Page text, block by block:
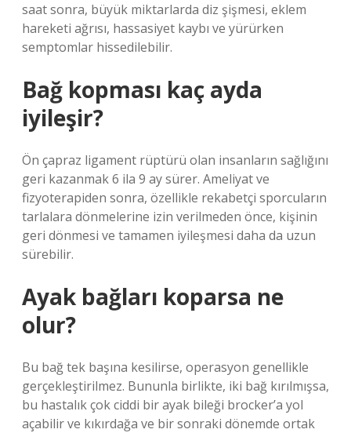
saat sonra, büyük miktarlarda diz şişmesi, eklem
hareketi ağrısı, hassasiyet kaybı ve yürürken
semptomlar hissedilebilir.
Bağ kopması kaç ayda
iyileşir?
Ön çapraz ligament rüptürü olan insanların sağlığını
geri kazanmak 6 ila 9 ay sürer. Ameliyat ve
fizyoterapiden sonra, özellikle rekabetçi sporcuların
tarlalara dönmelerine izin verilmeden önce, kişinin
geri dönmesi ve tamamen iyileşmesi daha da uzun
sürebilir.
Ayak bağları koparsa ne
olur?
Bu bağ tek başına kesilirse, operasyon genellikle
gerçekleştirilmez. Bununla birlikte, iki bağ kırılmışsa,
bu hastalık çok ciddi bir ayak bileği brocker’a yol
açabilir ve kıkırdağa ve bir sonraki dönemde ortak